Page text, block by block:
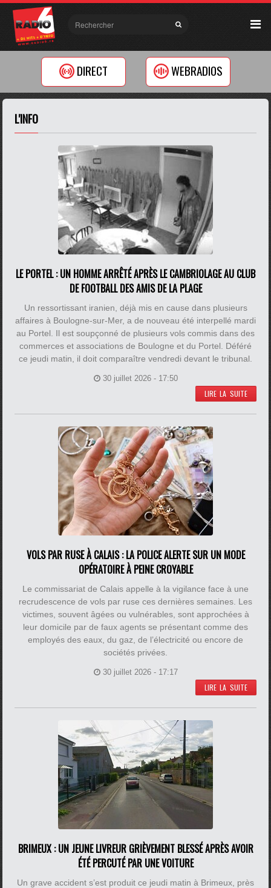
DIRECT WEBRADIOS
L'INFO
LE PORTEL : UN HOMME ARRÊTÉ APRÈS LE CAMBRIOLAGE AU CLUB
DE FOOTBALL DES AMIS DE LA PLAGE
Un ressortissant iranien, déjà mis en cause dans plusieurs
affaires à Boulogne-sur-Mer, a de nouveau été interpellé mardi
au Portel. Il est soupçonné de plusieurs vols commis dans des
commerces et associations de Boulogne et du Portel. Déféré
ce jeudi matin, il doit comparaître vendredi devant le tribunal.
30 juillet 2026 - 17:50
LIRE LA SUITE
VOLS PAR RUSE À CALAIS : LA POLICE ALERTE SUR UN MODE
OPÉRATOIRE À PEINE CROYABLE
Le commissariat de Calais appelle à la vigilance face à une
recrudescence de vols par ruse ces dernières semaines. Les
victimes, souvent âgées ou vulnérables, sont approchées à
leur domicile par de faux agents se présentant comme des
employés des eaux, du gaz, de l’électricité ou encore de
sociétés privées.
30 juillet 2026 - 17:17
LIRE LA SUITE
BRIMEUX : UN JEUNE LIVREUR GRIÈVEMENT BLESSÉ APRÈS AVOIR
ÉTÉ PERCUTÉ PAR UNE VOITURE
Un grave accident s’est produit ce jeudi matin à Brimeux, près